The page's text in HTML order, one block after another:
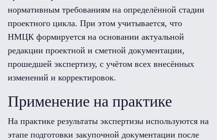
нормативным требованиям на определённой стадии
проектного цикла. При этом учитывается, что
НМЦК формируется на основании актуальной
редакции проектной и сметной документации,
прошедшей экспертизу, с учётом всех внесённых
изменений и корректировок.
Применение на практике
На практике результаты экспертизы используются на
этапе подготовки закупочной документации после